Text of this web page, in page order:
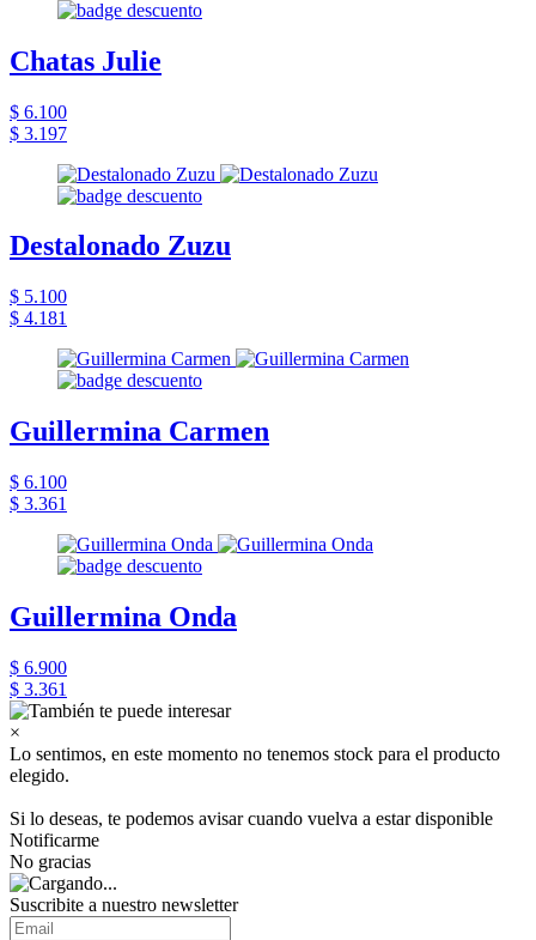
Chatas Julie
$ 6.100
$ 3.197
Destalonado Zuzu
$ 5.100
$ 4.181
Guillermina Carmen
$ 6.100
$ 3.361
Guillermina Onda
$ 6.900
$ 3.361
×
Lo sentimos, en este momento no tenemos stock para el producto
elegido.
Si lo deseas, te podemos avisar cuando vuelva a estar disponible
Notificarme
No gracias
Suscribite a nuestro newsletter